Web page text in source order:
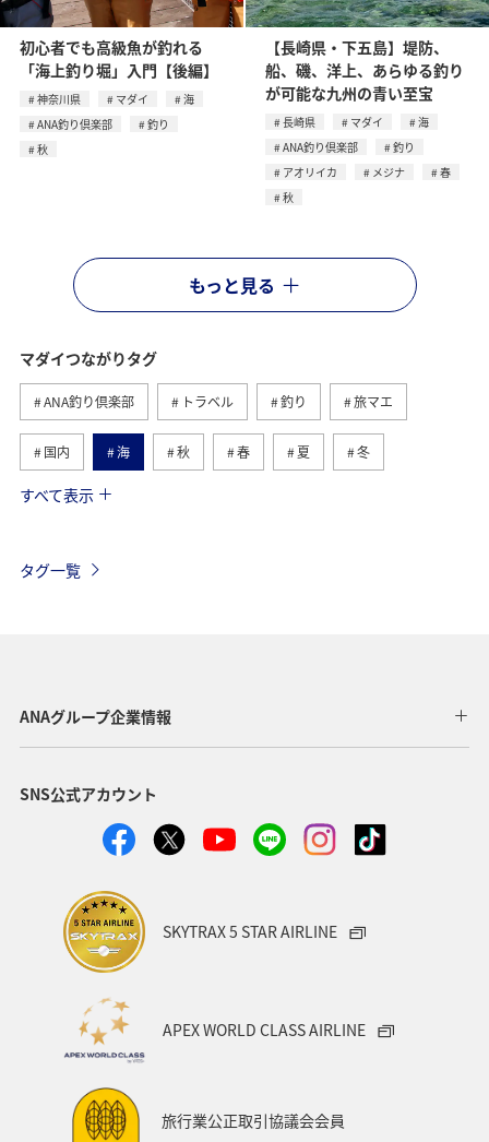
初心者でも高級魚が釣れる
「海上釣り堀」入門【後編】
神奈川県 マダイ
海
ANA釣り倶楽部
釣り
秋
【長崎県・下五島】堤防、
船、磯、洋上、あらゆる釣り
が可能な九州の青い至宝
長崎県 マダイ
海
ANA釣り倶楽部
釣り
アオリイカ
メジナ
春
秋
もっと見る
マダイつながりタグ
ANA釣り倶楽部 トラベル 釣り 旅マエ
国内 海 秋 春 夏 冬
アオリイカ
海外 オーストラリア 高知県 島根県
アユ 南伊豆
タチウオ
すべて表示
タグ一覧
ANAグループ企業情報
SNS公式アカウント
SKYTRAX 5 STAR AIRLINE
APEX WORLD CLASS AIRLINE
旅行業公正取引協議会会員